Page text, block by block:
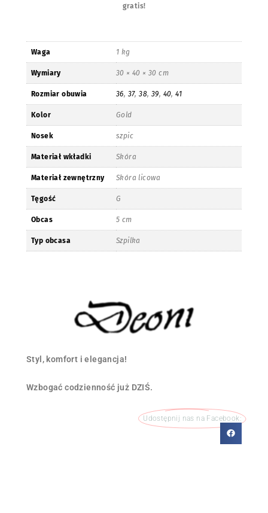
gratis!
Waga 1 kg
Wymiary 30 × 40 × 30 cm
Rozmiar obuwia 36, 37,38, 39, 40,41
Kolor Gold
Nosek szpic
Materiał wkładki Skóra
Materiał zewnętrzny Skóra licowa
Tęgość G
Obcas 5 cm
Typ obcasa Szpilka
Styl, komfort i elegancja!
Wzbogać codzienność już DZIŚ.
Udostępnij nas na Facebook: